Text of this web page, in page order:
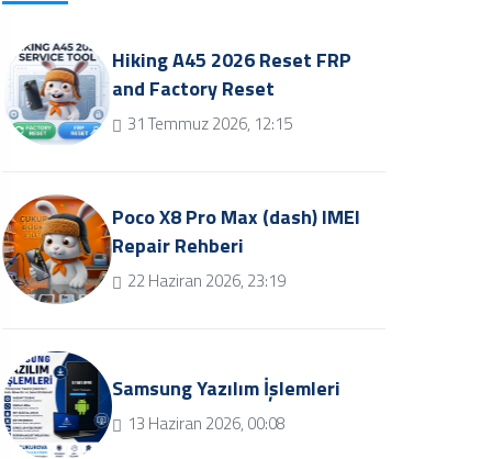
Hiking A45 2026 Reset FRP
and Factory Reset
31 Temmuz 2026, 12:15
Poco X8 Pro Max (dash) IMEI
Repair Rehberi
22 Haziran 2026, 23:19
Samsung Yazılım İşlemleri
13 Haziran 2026, 00:08